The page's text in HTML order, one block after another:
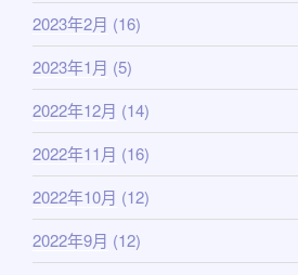
2023年2月 (16)
2023年1月 (5)
2022年12月 (14)
2022年11月 (16)
2022年10月 (12)
2022年9月 (12)